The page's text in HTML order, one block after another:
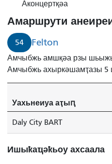
Аконцертқәа
Амаршрути
54 Felton
Амчыбжь амшқәа рзы
Амчыбжь ахыркәшамҭазы 5
Уахьнеиуа аҭыԥ
Daly City BART
Ишыҟаҵәҟьоу ахсаала